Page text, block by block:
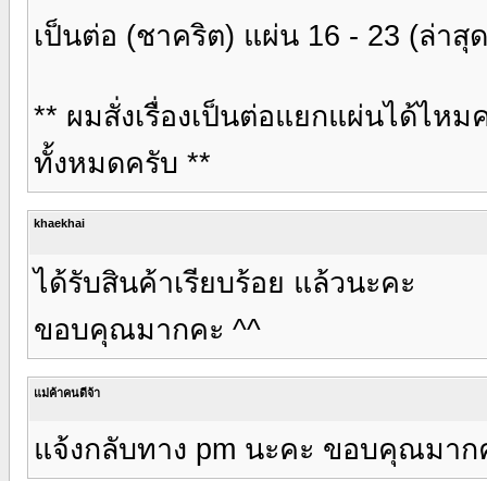
เป็นต่อ (ชาคริต) แผ่น 16 - 23 (ล่า
** ผมสั่งเรื่องเป็นต่อแยกแผ่นได้ไห
ทั้งหมดครับ **
khaekhai
ได้รับสินค้าเรียบร้อย แล้วนะคะ
ขอบคุณมากคะ ^^
แม่ค้าคนดีจ้า
แจ้งกลับทาง pm นะคะ ขอบคุณมาก